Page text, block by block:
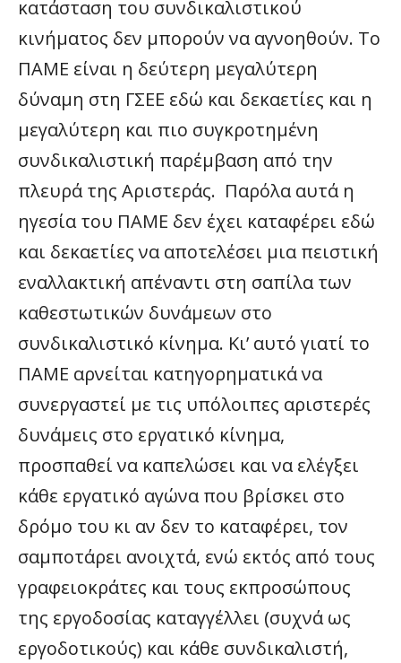
κατάσταση του συνδικαλιστικού
κινήματος δεν μπορούν να αγνοηθούν. Το
ΠΑΜΕ είναι η δεύτερη μεγαλύτερη
δύναμη στη ΓΣΕΕ εδώ και δεκαετίες και η
μεγαλύτερη και πιο συγκροτημένη
συνδικαλιστική παρέμβαση από την
πλευρά της Αριστεράς. Παρόλα αυτά η
ηγεσία του ΠΑΜΕ δεν έχει καταφέρει εδώ
και δεκαετίες να αποτελέσει μια πειστική
εναλλακτική απέναντι στη σαπίλα των
καθεστωτικών δυνάμεων στο
συνδικαλιστικό κίνημα. Κι’ αυτό γιατί το
ΠΑΜΕ αρνείται κατηγορηματικά να
συνεργαστεί με τις υπόλοιπες αριστερές
δυνάμεις στο εργατικό κίνημα,
προσπαθεί να καπελώσει και να ελέγξει
κάθε εργατικό αγώνα που βρίσκει στο
δρόμο του κι αν δεν το καταφέρει, τον
σαμποτάρει ανοιχτά, ενώ εκτός από τους
γραφειοκράτες και τους εκπροσώπους
της εργοδοσίας καταγγέλλει (συχνά ως
εργοδοτικούς) και κάθε συνδικαλιστή,